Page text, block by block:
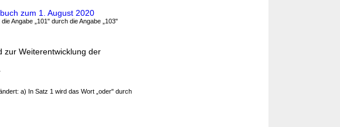
zum 1. August 2020
die Angabe „101" durch die Angabe „103"
zur Weiterentwicklung der
a) In Satz 1 wird das Wort „oder" durch